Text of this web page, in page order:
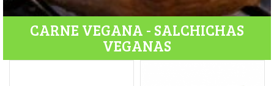
CARNE VEGANA - SALCHICHAS
VEGANAS